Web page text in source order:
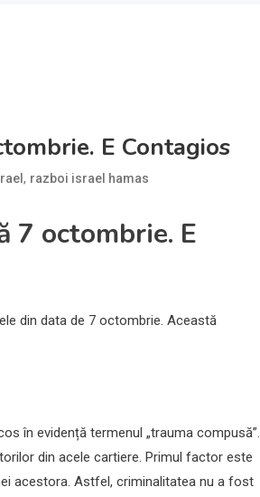
E Contagios
, razboi israel hamas
7 octombrie. E
din data de 7 octombrie. Această
în evidență termenul „trauma compusă”.
din acele cartiere. Primul factor este
acestora. Astfel, criminalitatea nu a fost